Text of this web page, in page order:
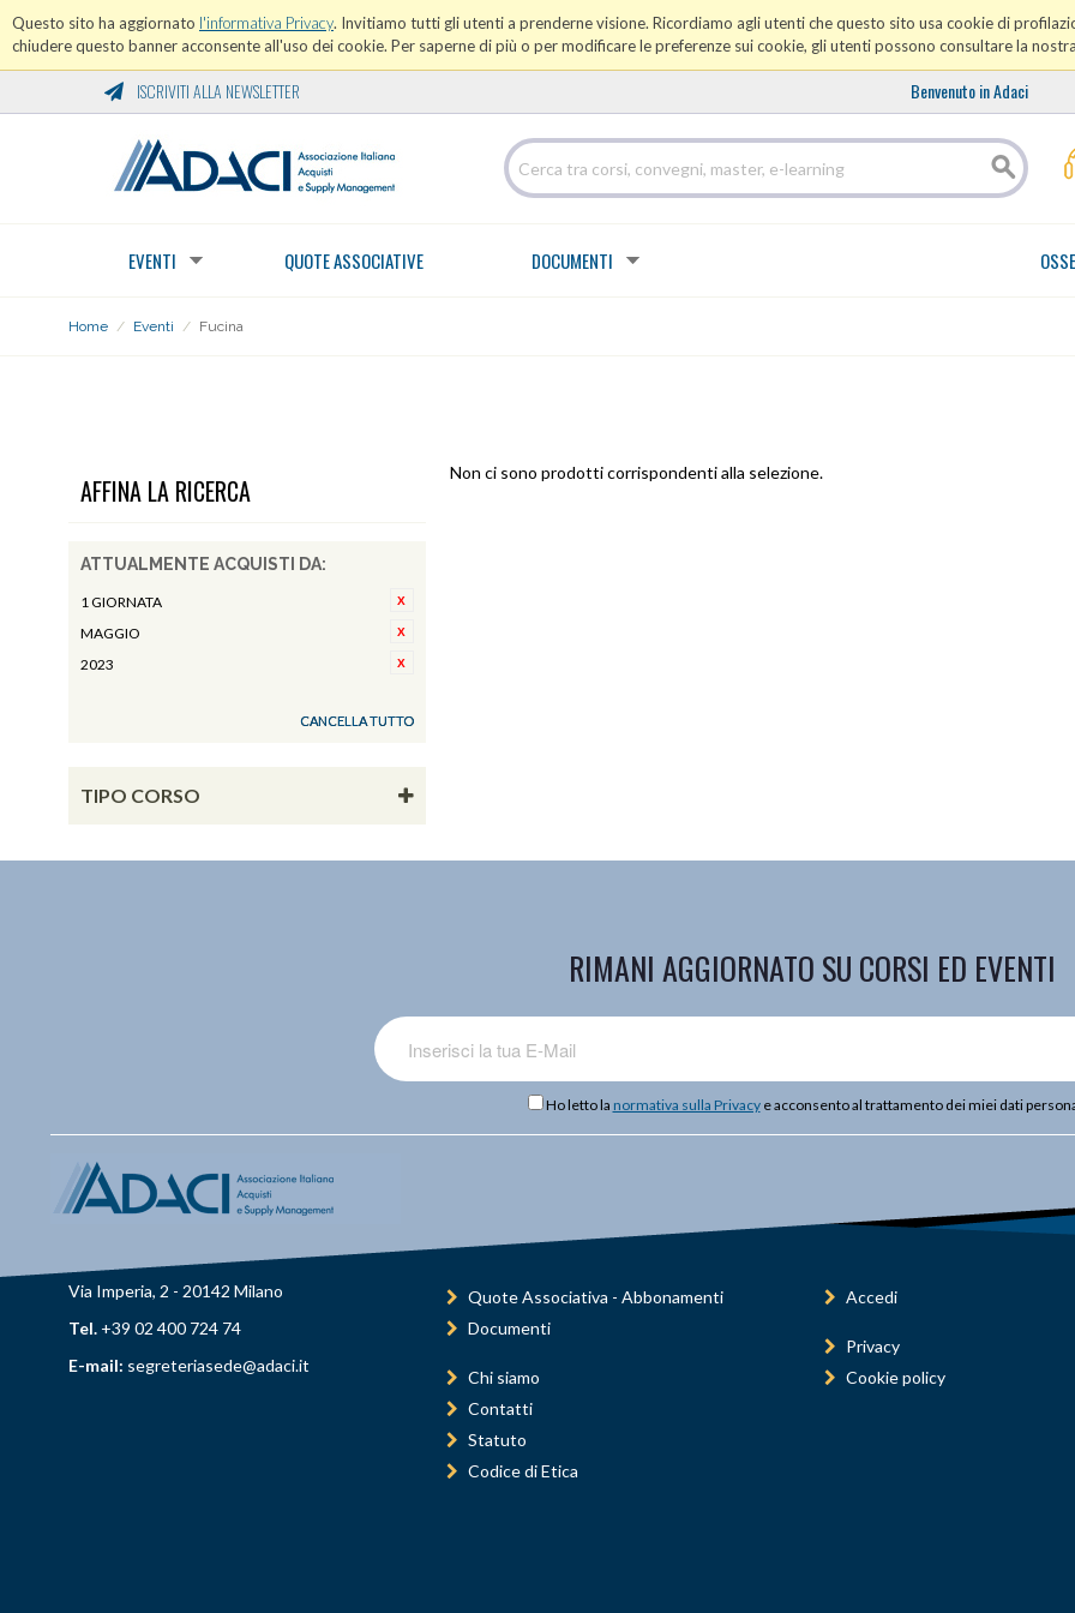
Questo sito ha aggiornato l'informativa Privacy. Invitiamo tutti gli utenti a prenderne visione. Ricordiamo agli utenti che questo sito usa cookie di
chiudere questo banner acconsente all'uso dei cookie. Per saperne di più o per modificare le preferenze sui cookie, gli utenti possono consultare la nostra
ISCRIVITI ALLA NEWSLETTER Benvenuto in Adaci
EVENTI QUOTE ASSOCIATIVE DOCUMENTI
Home / Eventi / Fucina
AFFINA LA RICERCA
ATTUALMENTE ACQUISTI DA:
1 GIORNATA
MAGGIO
2023
CANCELLA TUTTO
TIPO CORSO
Non ci sono prodotti corrispondenti alla selezione.
RIMANI AGGIORNATO SU CORSI ED EVENTI
Ho letto la normativa sulla Privacye acconsento al trattamento dei miei dati
Via Imperia, 2 - 20142 Milano
Tel. +39 02 400 724 74
E-mail: segreteriasede@adaci.it
Quote Associativa - Abbonamenti
Documenti
Chi siamo
Contatti
Statuto
Codice di Etica
Accedi
Privacy
Cookie policy